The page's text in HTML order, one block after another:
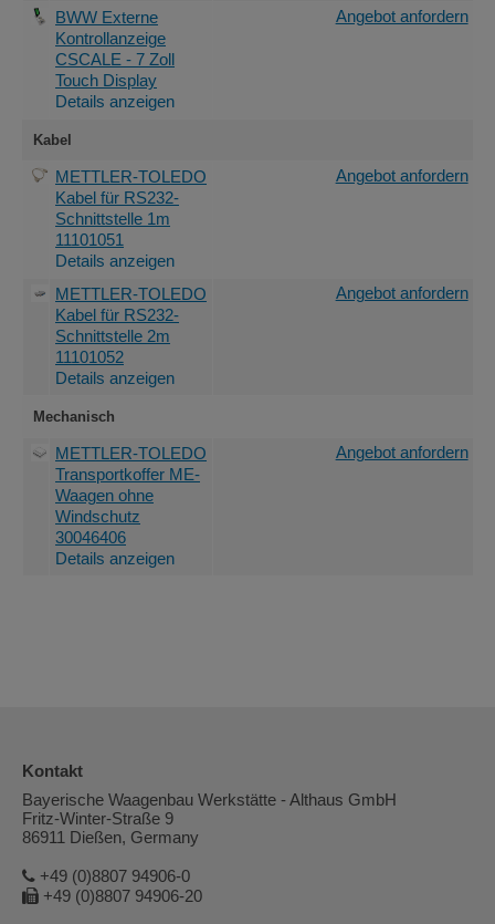
BWW Externe
Kontrollanzeige
CSCALE - 7 Zoll
Touch Display
Details anzeigen
Angebot anfordern
Kabel
METTLER-TOLEDO
Kabel für RS232-
Schnittstelle 1m
11101051
Details anzeigen
Angebot anfordern
METTLER-TOLEDO
Kabel für RS232-
Schnittstelle 2m
11101052
Details anzeigen
Angebot anfordern
Mechanisch
METTLER-TOLEDO
Transportkoffer ME-
Waagen ohne
Windschutz
30046406
Details anzeigen
Angebot anfordern
Kontakt
Bayerische Waagenbau Werkstätte - Althaus GmbH
Fritz-Winter-Straße 9
86911 Dießen, Germany
+49 (0)8807 94906-0
+49 (0)8807 94906-20